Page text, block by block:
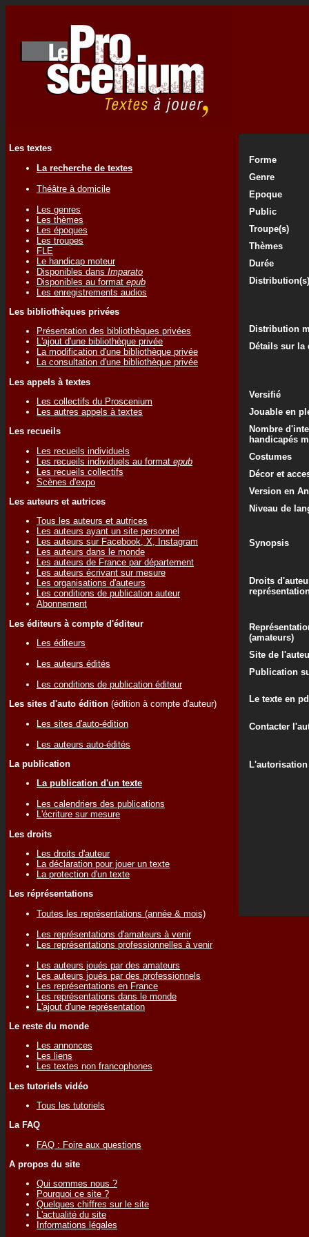
Les textes
La recherche de textes
Théâtre à domicile
Les genres
Les thèmes
Les époques
Les troupes
FLE
Le handicap moteur
Disponibles dans Imparato
Disponibles au format epub
Les enregistrements audios
Les bibliothèques privées
Présentation des bibliothèques privées
L'ajout d'une bibliothèque privée
La modification d'une bibliothèque privée
La consultation d'une bibliothèque privée
Les appels à textes
Les collectifs du Proscenium
Les autres appels à textes
Les recueils
Les recueils individuels
Les recueils individuels au format epub
Les recueils collectifs
Scènes d'expo
Les auteurs et autrices
Tous les auteurs et autrices
Les auteurs ayant un site personnel
Les auteurs sur Facebook, X, Instagram
Les auteurs dans le monde
Les auteurs de France par département
Les auteurs écrivant sur mesure
Les organisations d'auteurs
Les conditions de publication auteur
Abonnement
Les éditeurs à compte d'éditeur
Les éditeurs
Les auteurs édités
Les conditions de publication éditeur
Les sites d'auto édition (édition à compte d'auteur)
Les sites d'auto-édition
Les auteurs auto-édités
La publication
La publication d'un texte
Les calendriers des publications
L'écriture sur mesure
Les droits
Les droits d'auteur
La déclaration pour jouer un texte
La protection d'un texte
Les réprésentations
Toutes les représentations (année & mois)
Les représentations d'amateurs à venir
Les représentations professionnelles à venir
Les auteurs joués par des amateurs
Les auteurs joués par des professionnels
Les représentations en France
Les représentations dans le monde
L'ajout d'une représentation
Le reste du monde
Les annonces
Les liens
Les textes non francophones
Les tutoriels vidéo
Tous les tutoriels
La FAQ
FAQ : Foire aux questions
A propos du site
Qui sommes nous ?
Pourquoi ce site ?
Quelques chiffres sur le site
L'actualité du site
Informations légales
Forme
Genre
Epoque
Public
Troupe(s)
Thèmes
Durée
Distribution(s)
Distribution
Détails sur
Versifié
Jouable en
Nombre
handicapés
Costumes
Décor et
Version en
Niveau de
Synopsis
Droits
(amateurs)
Site de
Publication
Le texte en
Contacter
L'autorisation